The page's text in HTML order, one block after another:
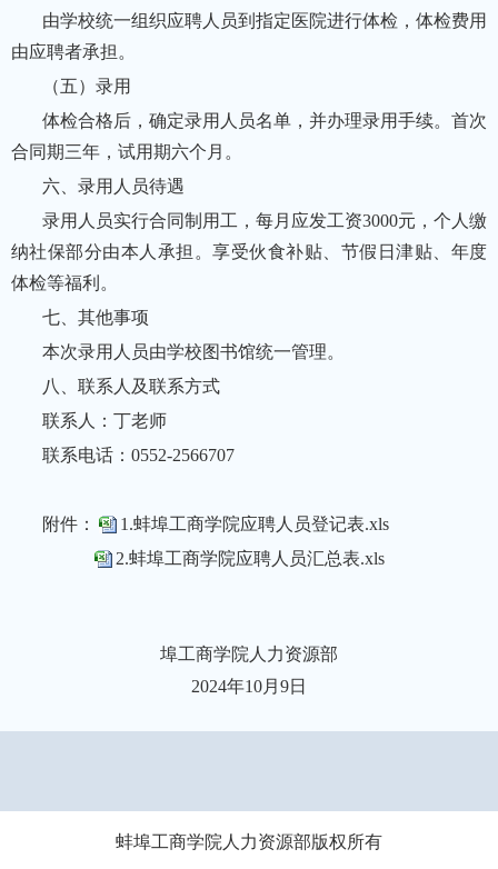
由学校统一组织应聘人员到指定医院进行体检，体检费用
由应聘者承担。
（五）录用
体检合格后，确定录用人员名单，并办理录用手续。首次
合同期三年，试用期六个月。
六、录用人员待遇
录用人员实行合同制用工，每月应发工资3000元，个人缴
纳社保部分由本人承担。享受伙食补贴、节假日津贴、年度
体检等福利。
七、其他事项
本次录用人员由学校图书馆统一管理。
八、联系人及联系方式
联系人：丁老师
联系电话：0552-2566707
附件：
1.蚌埠工商学院应聘人员登记表.xls
2.蚌埠工商学院应聘人员汇总表.xls
埠工商学院人力资源部
2024年10月9日
蚌埠工商学院人力资源部版权所有